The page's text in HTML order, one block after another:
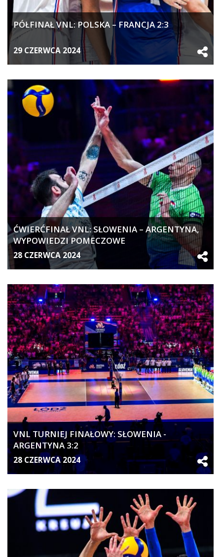
PÓŁFINAŁ VNL: POLSKA – FRANCJA 2:3
29 CZERWCA 2024
ĆWIERĆFINAŁ VNL: SŁOWENIA – ARGENTYNA,
WYPOWIEDZI POMECZOWE
28 CZERWCA 2024
VNL TURNIEJ FINAŁOWY: SŁOWENIA -
ARGENTYNA 3:2
28 CZERWCA 2024